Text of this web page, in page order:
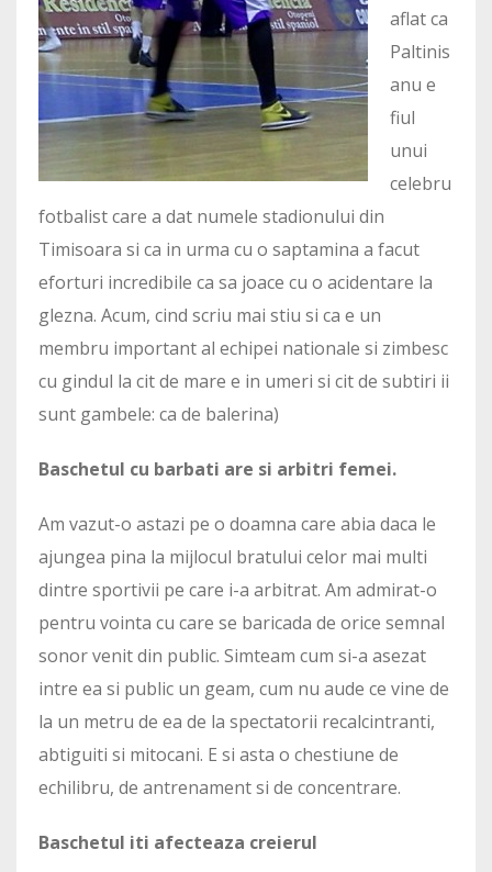
aflat ca
Paltinis
anu e
fiul
unui
celebru
fotbalist care a dat numele stadionului din
Timisoara si ca in urma cu o saptamina a facut
eforturi incredibile ca sa joace cu o acidentare la
glezna. Acum, cind scriu mai stiu si ca e un
membru important al echipei nationale si zimbesc
cu gindul la cit de mare e in umeri si cit de subtiri ii
sunt gambele: ca de balerina)
Baschetul cu barbati are si arbitri femei.
Am vazut-o astazi pe o doamna care abia daca le
ajungea pina la mijlocul bratului celor mai multi
dintre sportivii pe care i-a arbitrat. Am admirat-o
pentru vointa cu care se baricada de orice semnal
sonor venit din public. Simteam cum si-a asezat
intre ea si public un geam, cum nu aude ce vine de
la un metru de ea de la spectatorii recalcintranti,
abtiguiti si mitocani. E si asta o chestiune de
echilibru, de antrenament si de concentrare.
Baschetul iti afecteaza creierul